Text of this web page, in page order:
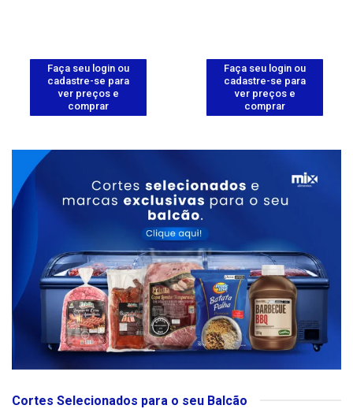
Faça seu login ou
cadastre-se para
ver preços e
comprar
Faça seu login ou
cadastre-se para
ver preços e
comprar
Cortes Selecionados para o seu Balcão